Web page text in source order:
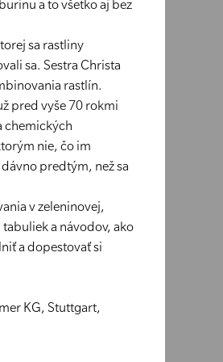
a to všetko aj bez
sa rastliny
sa. Sestra Christa
rastlín.
pred vyše 70 rokmi
chemických
nie, čo im
predtým, než sa
v zeleninovej,
a návodov, ako
a dopestovať si
KG, Stuttgart,